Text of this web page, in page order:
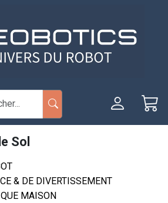
Sol
& DE DIVERTISSEMENT
MAISON
cookies